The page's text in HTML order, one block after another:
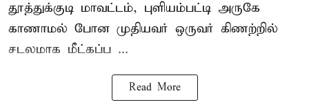
தூத்துக்குடி மாவட்டம், புளியம்பட்டி அருகே
காணாமல் போன முதியவர் ஒருவர் கிணற்றில்
சடலமாக மீட்கப்ப ...
Read More